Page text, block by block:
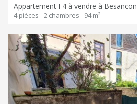
Appartement F4 à vendre à Besancon
4 pièces - 2 chambres - 94 m²